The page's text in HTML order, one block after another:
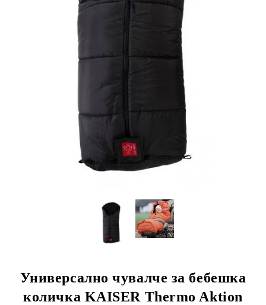
Универсално чувалче за бебешка
количка KAISER Thermo Aktion